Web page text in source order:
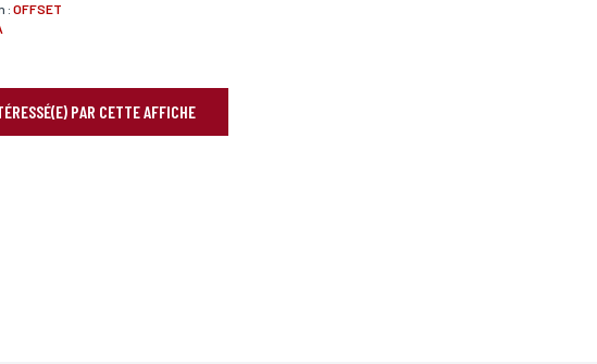
: OFFSET
PAR CETTE AFFICHE